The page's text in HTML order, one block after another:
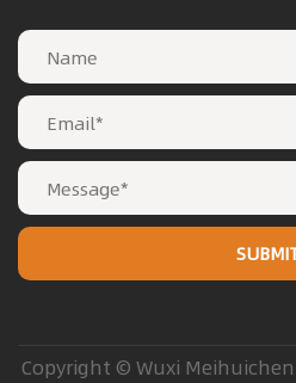
Copyright © Wuxi